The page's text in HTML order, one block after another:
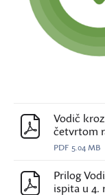
Vodič
četvrtom
PDF 5.04 MB
Prilog
ispita u 4.